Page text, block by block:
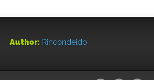
Author: Rincondeldo